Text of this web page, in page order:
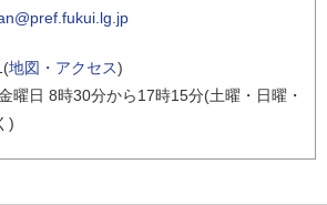
地図・アクセス)
曜日 8時30分から17時15分(土曜・日曜・
)